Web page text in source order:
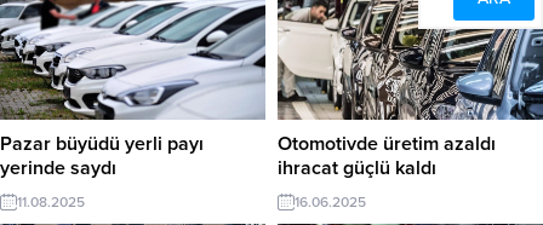
Pazar büyüdü yerli payı
yerinde saydı
11.08.2025
Otomotivde üretim azaldı
ihracat güçlü kaldı
16.06.2025